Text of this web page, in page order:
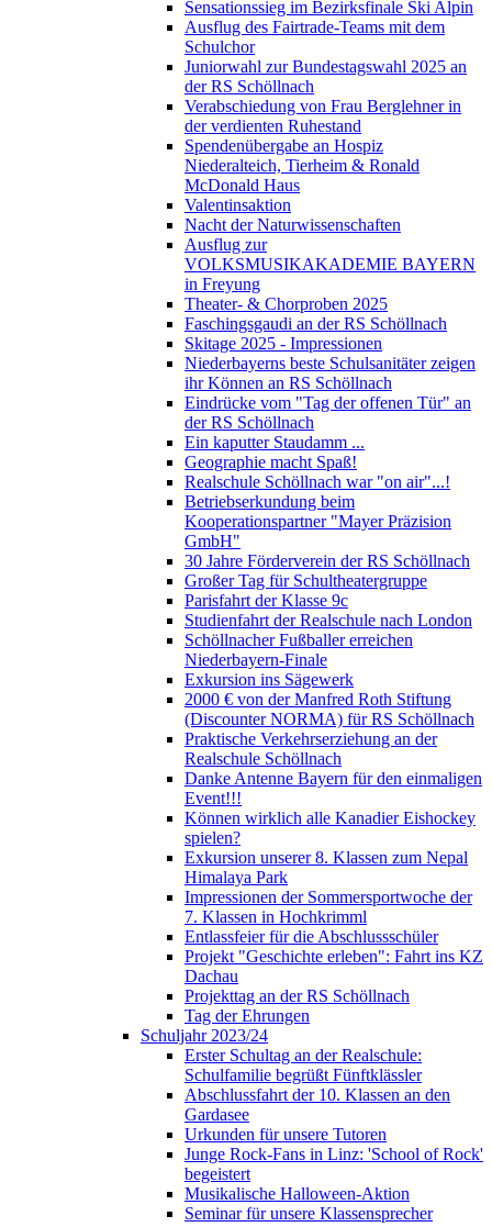
Sensationssieg im Bezirksfinale Ski Alpin
Ausflug des Fairtrade-Teams mit dem
Schulchor
Juniorwahl zur Bundestagswahl 2025 an
der RS Schöllnach
Verabschiedung von Frau Berglehner in
der verdienten Ruhestand
Spendenübergabe an Hospiz
Niederalteich, Tierheim & Ronald
McDonald Haus
Valentinsaktion
Nacht der Naturwissenschaften
Ausflug zur
VOLKSMUSIKAKADEMIE BAYERN
in Freyung
Theater- & Chorproben 2025
Faschingsgaudi an der RS Schöllnach
Skitage 2025 - Impressionen
Niederbayerns beste Schulsanitäter zeigen
ihr Können an RS Schöllnach
Eindrücke vom "Tag der offenen Tür" an
der RS Schöllnach
Ein kaputter Staudamm ...
Geographie macht Spaß!
Realschule Schöllnach war "on air"...!
Betriebserkundung beim
Kooperationspartner "Mayer Präzision
GmbH"
30 Jahre Förderverein der RS Schöllnach
Großer Tag für Schultheatergruppe
Parisfahrt der Klasse 9c
Studienfahrt der Realschule nach London
Schöllnacher Fußballer erreichen
Niederbayern-Finale
Exkursion ins Sägewerk
2000 € von der Manfred Roth Stiftung
(Discounter NORMA) für RS Schöllnach
Praktische Verkehrserziehung an der
Realschule Schöllnach
Danke Antenne Bayern für den einmaligen
Event!!!
Können wirklich alle Kanadier Eishockey
spielen?
Exkursion unserer 8. Klassen zum Nepal
Himalaya Park
Impressionen der Sommersportwoche der
7. Klassen in Hochkrimml
Entlassfeier für die Abschlussschüler
Projekt "Geschichte erleben": Fahrt ins KZ
Dachau
Projekttag an der RS Schöllnach
Tag der Ehrungen
Schuljahr 2023/24
Erster Schultag an der Realschule:
Schulfamilie begrüßt Fünftklässler
Abschlussfahrt der 10. Klassen an den
Gardasee
Urkunden für unsere Tutoren
Junge Rock-Fans in Linz: 'School of Rock'
begeistert
Musikalische Halloween-Aktion
Seminar für unsere Klassensprecher